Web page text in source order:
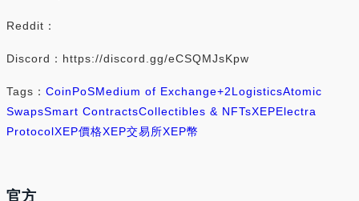
Reddit：
Discord：https://discord.gg/eCSQMJsKpw
Tags： CoinPoSMedium of Exchange+2LogisticsAtomic
SwapsSmart ContractsCollectibles & NFTsXEPElectra
ProtocolXEP價格XEP交易所XEP幣
官方